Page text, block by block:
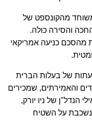
מהקונספט של
והסירה כולה.
מהסכם כניעה אמריקאי
של בעלות הברית
והאמירתים, שמכירים
הנדל"ן של ניו יורק,
על השטיח